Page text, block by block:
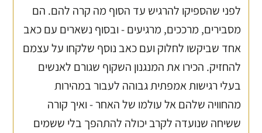
לפני שהספיקו להרגיש עד הסוף מה קרה להם. הם
מסבירים, מרככים, מרגיעים - ובסוף נשארים עם כאב
אחד שביקשו לחלוק ועם כאב נוסף שלקחו על עצמם
להחזיק. הכירו את המנגנון השקוף שגורם לאנשים
בעלי רגישות אמפתית גבוהה לעבור במהירות
מהחוויה שלהם אל עולמו של האחר - ואיך קורה
ששיחה שנועדה לקרב יכולה להתהפך בלי ששמים